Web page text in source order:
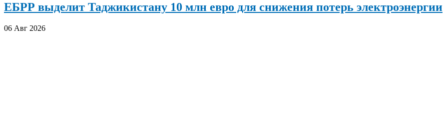
ЕБРР выделит Таджикистану 10 млн евро для снижения потерь электроэнергии
06 Авг 2026